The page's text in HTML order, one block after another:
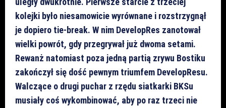
kolejki było niesamowicie wyrównane i rozstrzygnął
je dopiero tie-break. W nim DevelopRes zanotował
wielki powrót, gdy przegrywał już dwoma setami.
Rewanż natomiast poza jedną partią zrywu Bostiku
zakończył się dość pewnym triumfem DevelopResu.
Walczące o drugi puchar z rzędu siatkarki BKSu
musiały coś wykombinować, aby po raz trzeci nie